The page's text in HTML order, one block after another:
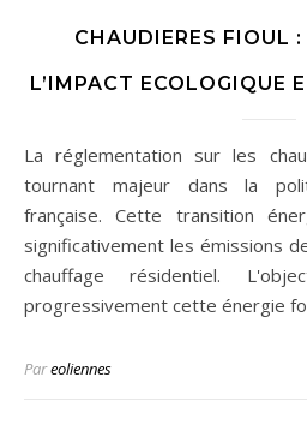
CHAUDIERES FIOUL :
L’IMPACT ECOLOGIQUE
La réglementation sur les chaudières fioul marque un
tournant majeur dans la
française. Cette transition
significativement les émissions
chauffage résidentiel.
progressivement cette énergie
Pareoliennes